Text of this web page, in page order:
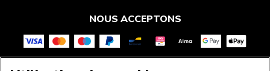
NOUS ACCEPTONS